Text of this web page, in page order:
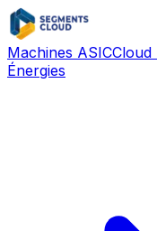
Machines ASICCloud
Énergies